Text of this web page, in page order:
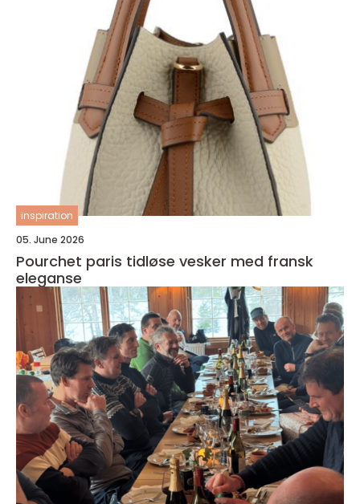
inspiration
05. June 2026
Pourchet paris tidløse vesker med fransk
eleganse